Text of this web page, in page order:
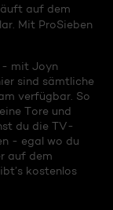
auf dem
Mit ProSieben
- mit Joyn
sind sämtliche
verfügbar. So
Tore und
du die TV-
- egal wo du
auf dem
kostenlos